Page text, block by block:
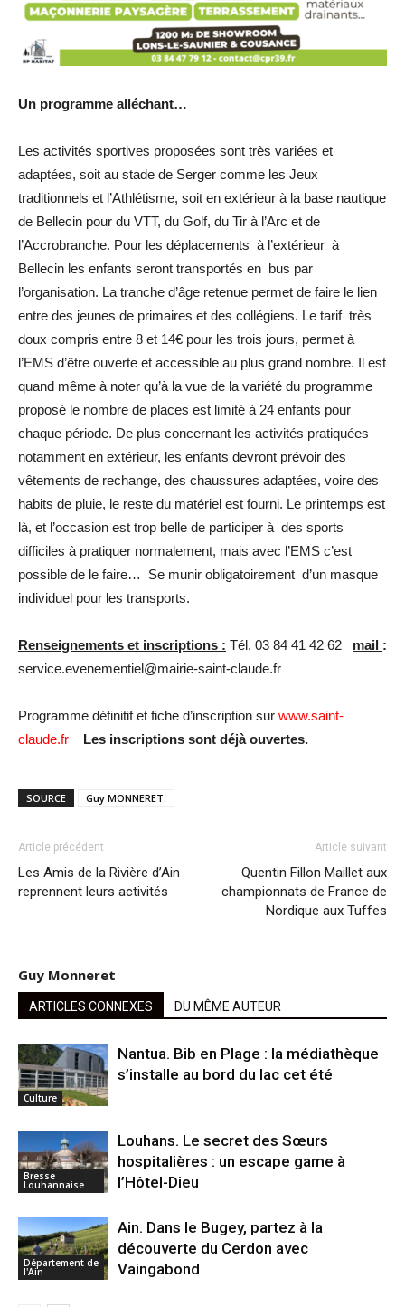
Un programme alléchant…
Les activités sportives proposées sont très variées et
adaptées, soit au stade de Serger comme les Jeux
traditionnels et l’Athlétisme, soit en extérieur à la base nautique
de Bellecin pour du VTT, du Golf, du Tir à l’Arc et de
l’Accrobranche. Pour les déplacements à l’extérieur à
Bellecin les enfants seront transportés en bus par
l’organisation. La tranche d’âge retenue permet de faire le lien
entre des jeunes de primaires et des collégiens. Le tarif très
doux compris entre 8 et 14€ pour les trois jours, permet à
l’EMS d’être ouverte et accessible au plus grand nombre. Il est
quand même à noter qu’à la vue de la variété du programme
proposé le nombre de places est limité à 24 enfants pour
chaque période. De plus concernant les activités pratiquées
notamment en extérieur, les enfants devront prévoir des
vêtements de rechange, des chaussures adaptées, voire des
habits de pluie, le reste du matériel est fourni. Le printemps est
là, et l’occasion est trop belle de participer à des sports
difficiles à pratiquer normalement, mais avec l’EMS c’est
possible de le faire… Se munir obligatoirement d’un masque
individuel pour les transports.
Renseignements et inscriptions : Tél. 03 84 41 42 62 mail :
service.evenementiel@mairie-saint-claude.fr
Programme définitif et fiche d’inscription sur www.saint-
claude.fr
Les inscriptions sont déjà ouvertes.
SOURCE Guy MONNERET.
Article précédent
Les Amis de la Rivière d’Ain
reprennent leurs activités
Article suivant
Quentin Fillon Maillet aux
championnats de France de
Nordique aux Tuffes
Guy Monneret
ARTICLES CONNEXES DU MÊME AUTEUR
Culture
Nantua. Bib en Plage : la médiathèque
s’installe au bord du lac cet été
Bresse
Louhannaise
Louhans. Le secret des Sœurs
hospitalières : un escape game à
l’Hôtel-Dieu
Département de
l'Ain
Ain. Dans le Bugey, partez à la
découverte du Cerdon avec
Vaingabond